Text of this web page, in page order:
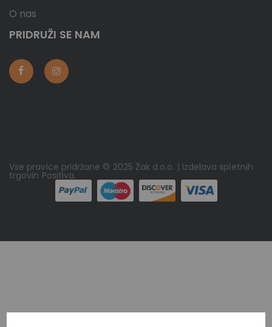
O nas
PRIDRUŽI SE NAM
Vse pravice pridržane © 2025 Žak d.o.o. | Izdelava spletnih
trgovin Positiva.